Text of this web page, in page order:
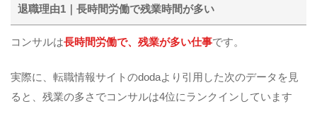
退職理由1｜長時間労働で残業時間が多い
コンサルは長時間労働で、残業が多い仕事です。
実際に、転職情報サイトのdodaより引用した次のデータを見
ると、残業の多さでコンサルは4位にランクインしています